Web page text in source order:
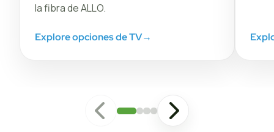
la fibra de ALLO.
Explore opciones de TV→